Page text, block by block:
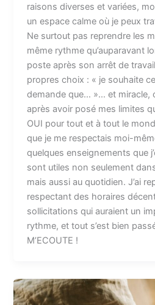
raisons diverses et variées,
un espace calme où je peux
Ne surtout pas reprendre les
même rythme qu’auparavant
poste après son arrêt de
propres choix : « je souhaite
demande que… »… et miracle,
après avoir posé mes limites
OUI pour tout et à tout le
que je me respectais moi-
quelques enseignements que
sont utiles non seulement
mais aussi au quotidien. J’ai
respectant des horaires
sollicitations qui auraient un
rythme, et tout s’est bien
M’ECOUTE !